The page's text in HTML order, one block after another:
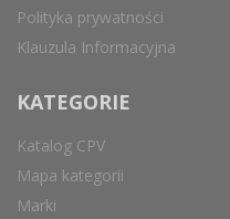
Polityka prywatności
Klauzula Informacyjna
KATEGORIE
Katalog CPV
Mapa kategorii
Marki